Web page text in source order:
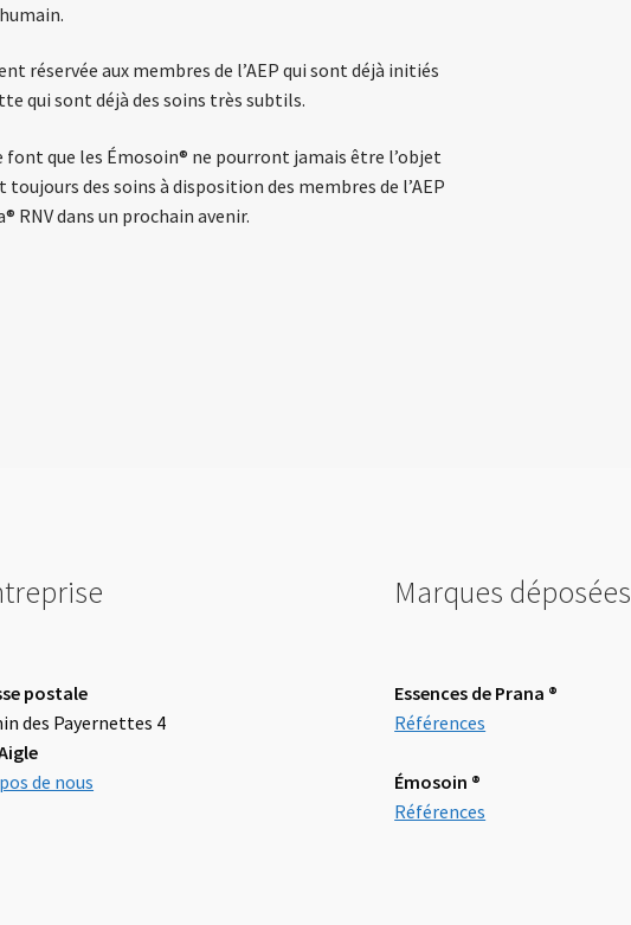
réservée aux membres de l’AEP qui sont déjà initiés
qui sont déjà des soins très subtils.
que les Émosoin® ne pourront jamais être l’objet
des soins à disposition des membres de l’AEP
RNV dans un prochain avenir.
postale
des Payernettes 4
de nous
Marques déposées
Essences de Prana ®
Références
Émosoin ®
Références